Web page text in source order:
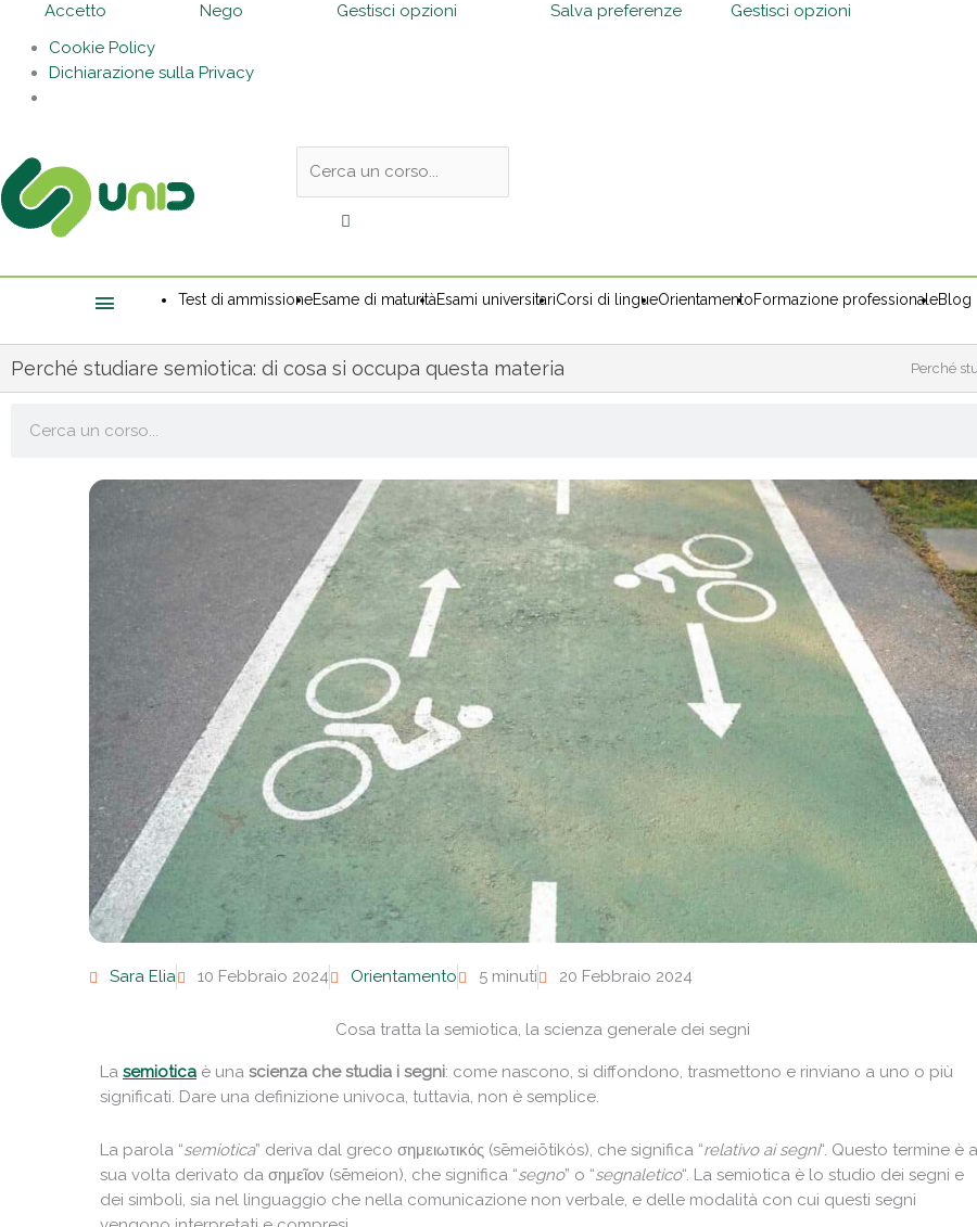
Accetto Nego Gestisci opzioni Salva preferenze
Gestisci opzioni
Cookie Policy
Dichiarazione sulla Privacy
l'header
Test di ammissioneEsame di maturitàEsami universitariCorsi di lingueOrientamentoFormazione professionaleBlog
Perché studiare semiotica: di cosa si occupa questa materia Perché
Sara Elia 10 Febbraio 2024 Orientamento 5 minuti 20 Febbraio 2024
Cosa tratta la semiotica, la scienza generale dei segni
La semiotica è una scienza che studia i segni: come nascono, si diffondono, trasmettono e rinviano a uno o più
significati. Dare una definizione univoca, tuttavia, non è semplice.
La parola “semiotica” deriva dal greco σημειωτικός (sēmeiōtikós), che significa “relativo ai segni“. Questo termine è a
sua volta derivato da σημεῖον (sēmeion), che significa “segno” o “segnaletico“. La semiotica è lo studio dei segni e
dei simboli, sia nel linguaggio che nella comunicazione non verbale, e delle modalità con cui questi segni